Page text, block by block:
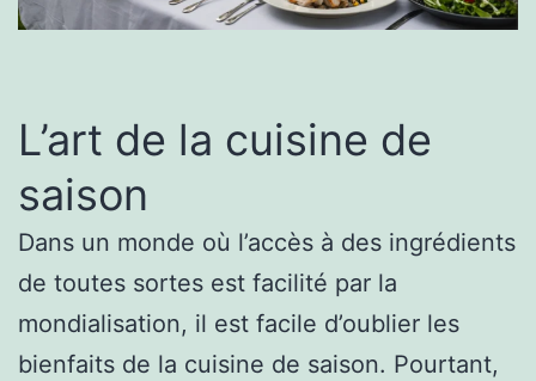
L’art de la cuisine de
saison
Dans un monde où l’accès à des ingrédients
de toutes sortes est facilité par la
mondialisation, il est facile d’oublier les
bienfaits de la cuisine de saison. Pourtant,